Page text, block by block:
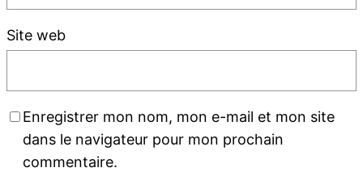
Site web
Enregistrer mon nom, mon e-mail et mon site
dans le navigateur pour mon prochain
commentaire.